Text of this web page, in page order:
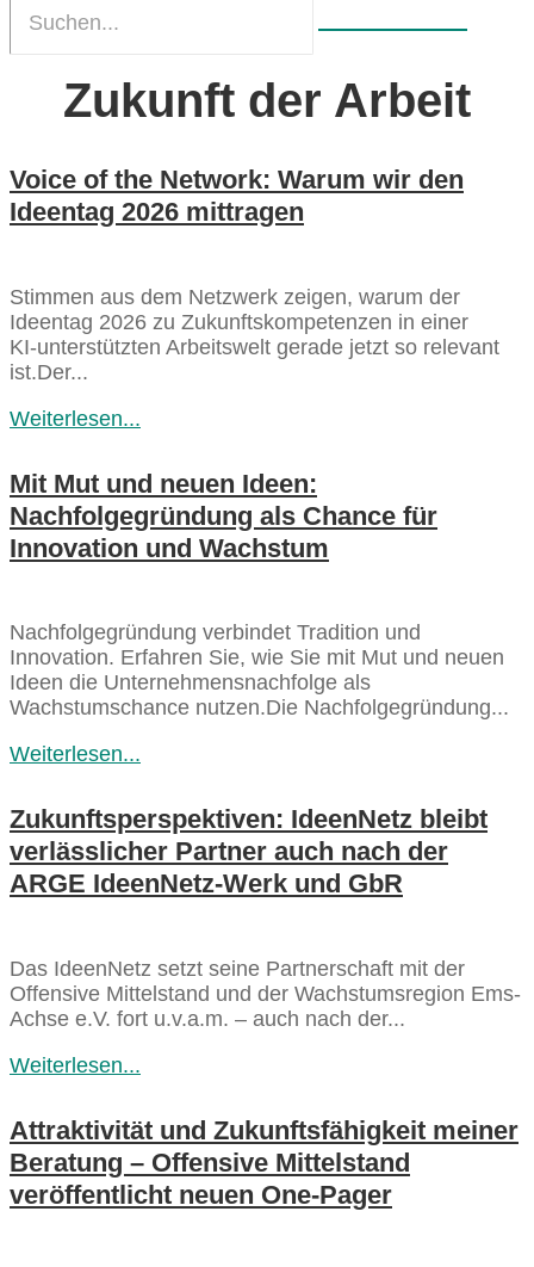
Zukunft der Arbeit
Voice of the Network: Warum wir den
Ideentag 2026 mittragen
Stimmen aus dem Netzwerk zeigen, warum der
Ideentag 2026 zu Zukunftskompetenzen in einer
KI‑unterstützten Arbeitswelt gerade jetzt so relevant
ist.Der...
Weiterlesen...
Mit Mut und neuen Ideen:
Nachfolgegründung als Chance für
Innovation und Wachstum
Nachfolgegründung verbindet Tradition und
Innovation. Erfahren Sie, wie Sie mit Mut und neuen
Ideen die Unternehmensnachfolge als
Wachstumschance nutzen.Die Nachfolgegründung...
Weiterlesen...
Zukunftsperspektiven: IdeenNetz bleibt
verlässlicher Partner auch nach der
ARGE IdeenNetz-Werk und GbR
Das IdeenNetz setzt seine Partnerschaft mit der
Offensive Mittelstand und der Wachstumsregion Ems-
Achse e.V. fort u.v.a.m. – auch nach der...
Weiterlesen...
Attraktivität und Zukunftsfähigkeit meiner
Beratung – Offensive Mittelstand
veröffentlicht neuen One-Pager